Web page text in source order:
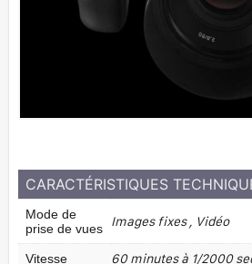
CARACTÉRISTIQUES
Mode de
prise de vues
Images fixes , Vidéo
Vitesse
60 minutes à 1/2000